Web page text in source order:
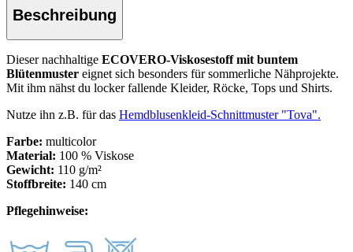
Beschreibung
Dieser nachhaltige ECOVERO-Viskosestoff mit buntem
Blütenmuster eignet sich besonders für sommerliche Nähprojekte.
Mit ihm nähst du locker fallende Kleider, Röcke, Tops und Shirts.
Nutze ihn z.B. für das Hemdblusenkleid-Schnittmuster "Tova".
Farbe: multicolor
Material: 100 % Viskose
Gewicht: 110 g/m²
Stoffbreite: 140 cm
Pflegehinweise: